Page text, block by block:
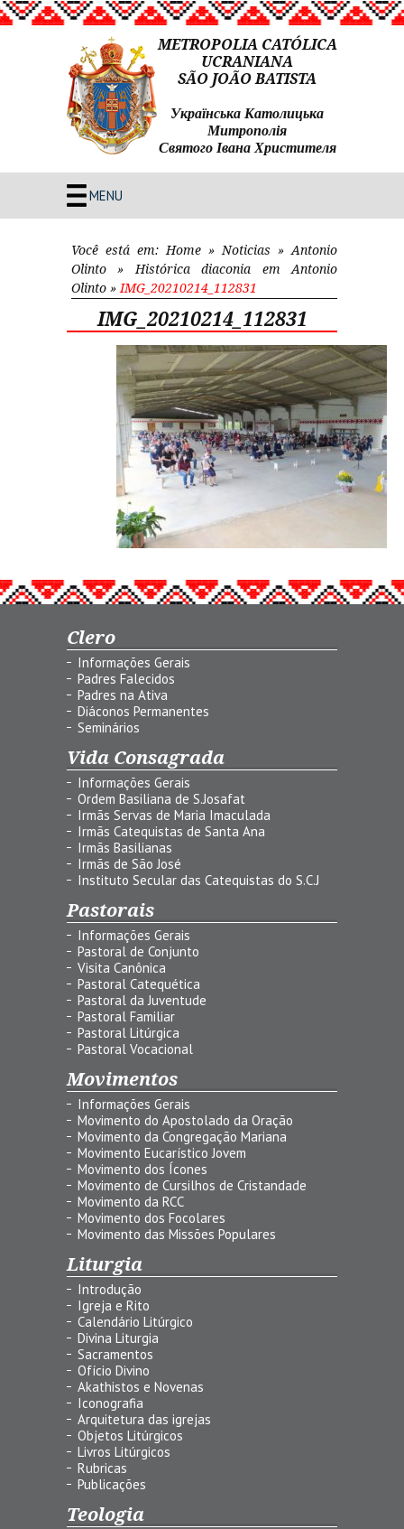
METROPOLIA CATÓLICA
UCRANIANA
SÃO JOÃO BATISTA
Українська Католицька
Митрополія
Святого Івана Христителя
MENU
Você está em: Home » Noticias » Antonio
Olinto » Histórica diaconia em Antonio
Olinto » IMG_20210214_112831
IMG_20210214_112831
Clero
Informações Gerais
Padres Falecidos
Padres na Ativa
Diáconos Permanentes
Seminários
Vida Consagrada
Informações Gerais
Ordem Basiliana de S.Josafat
Irmãs Servas de Maria Imaculada
Irmãs Catequistas de Santa Ana
Irmãs Basilianas
Irmãs de São José
Instituto Secular das Catequistas do S.C.J
Pastorais
Informações Gerais
Pastoral de Conjunto
Visita Canônica
Pastoral Catequética
Pastoral da Juventude
Pastoral Familiar
Pastoral Litúrgica
Pastoral Vocacional
Movimentos
Informações Gerais
Movimento do Apostolado da Oração
Movimento da Congregação Mariana
Movimento Eucarístico Jovem
Movimento dos Ícones
Movimento de Cursilhos de Cristandade
Movimento da RCC
Movimento dos Focolares
Movimento das Missões Populares
Liturgia
Introdução
Igreja e Rito
Calendário Litúrgico
Divina Liturgia
Sacramentos
Ofício Divino
Akathistos e Novenas
Iconografia
Arquitetura das igrejas
Objetos Litúrgicos
Livros Litúrgicos
Rubricas
Publicações
Teologia